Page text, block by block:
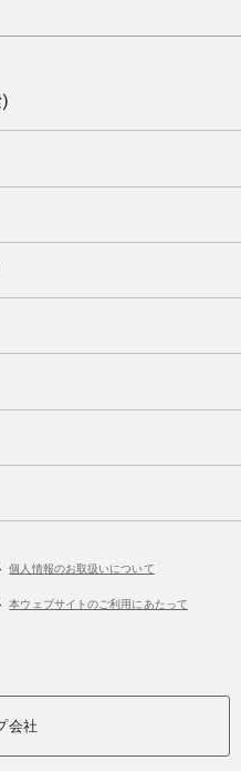
個人情報のお取扱いについて
本ウェブサイトのご利用にあたって
会社